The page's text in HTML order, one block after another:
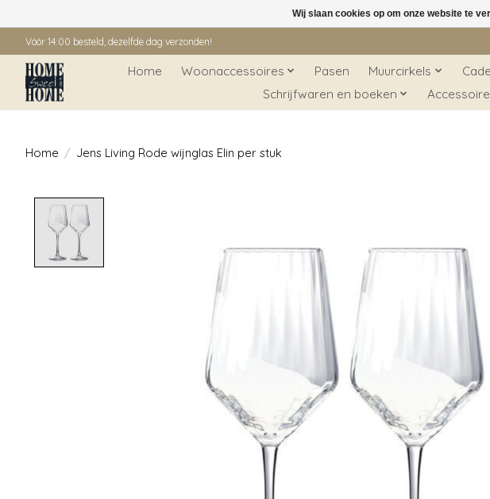
Vóór 14:00 besteld, dezelfde dag verzonden!
Home Woonaccessoires Pasen Muurcirkels
Schrijfwaren en boeken
Home / Jens Living Rode wijnglas Elin per stuk
Wij slaan cookies op om onze website te